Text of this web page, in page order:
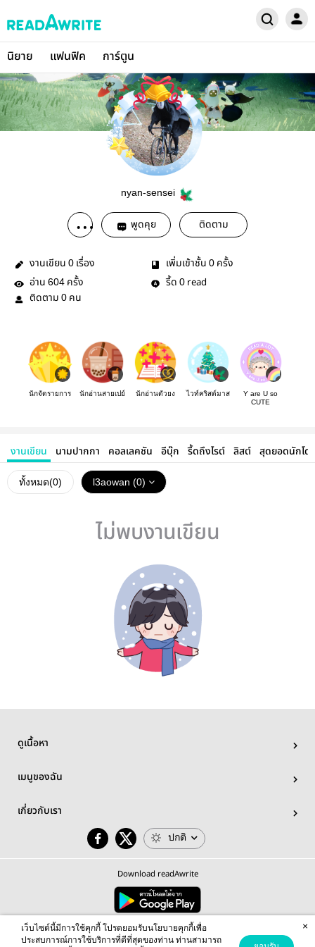
นิยาย แฟนฟิค การ์ตูน
nyan-sensei
พูดคุย ติดตาม
งานเขียน 0 เรื่อง เพิ่มเข้าชั้น 0 ครั้ง
อ่าน 604 ครั้ง รี้ด 0 read
ติดตาม 0 คน
นักจัดรายการ นักอ่านสายเปย์ นักอ่านตัวยง ไวท์คริสต์มาส
Y are U so
CUTE
งานเขียน นามปากกา คอลเลคชัน อีบุ๊ก รี้ดถึงไรต์ ลิสต์ สุดยอดนักโด
ทั้งหมด(0) l3aowan (0)
ไม่พบงานเขียน
ดูเนื้อหา
เมนูของฉัน
เกี่ยวกับเรา
ปกติ
Download readAwrite
© 2026 readAwrite.com by MEB Corporation Public Company Limited
This site is protected by reCAPTCHA and the Google Privacy Policy Terms of Serviceapply.
เว็บไซต์นี้มีการใช้คุกกี้ โปรดยอมรับนโยบายคุกกี้เพื่อ
ประสบการณ์การใช้บริการที่ดีที่สุดของท่าน ท่านสามารถ
×